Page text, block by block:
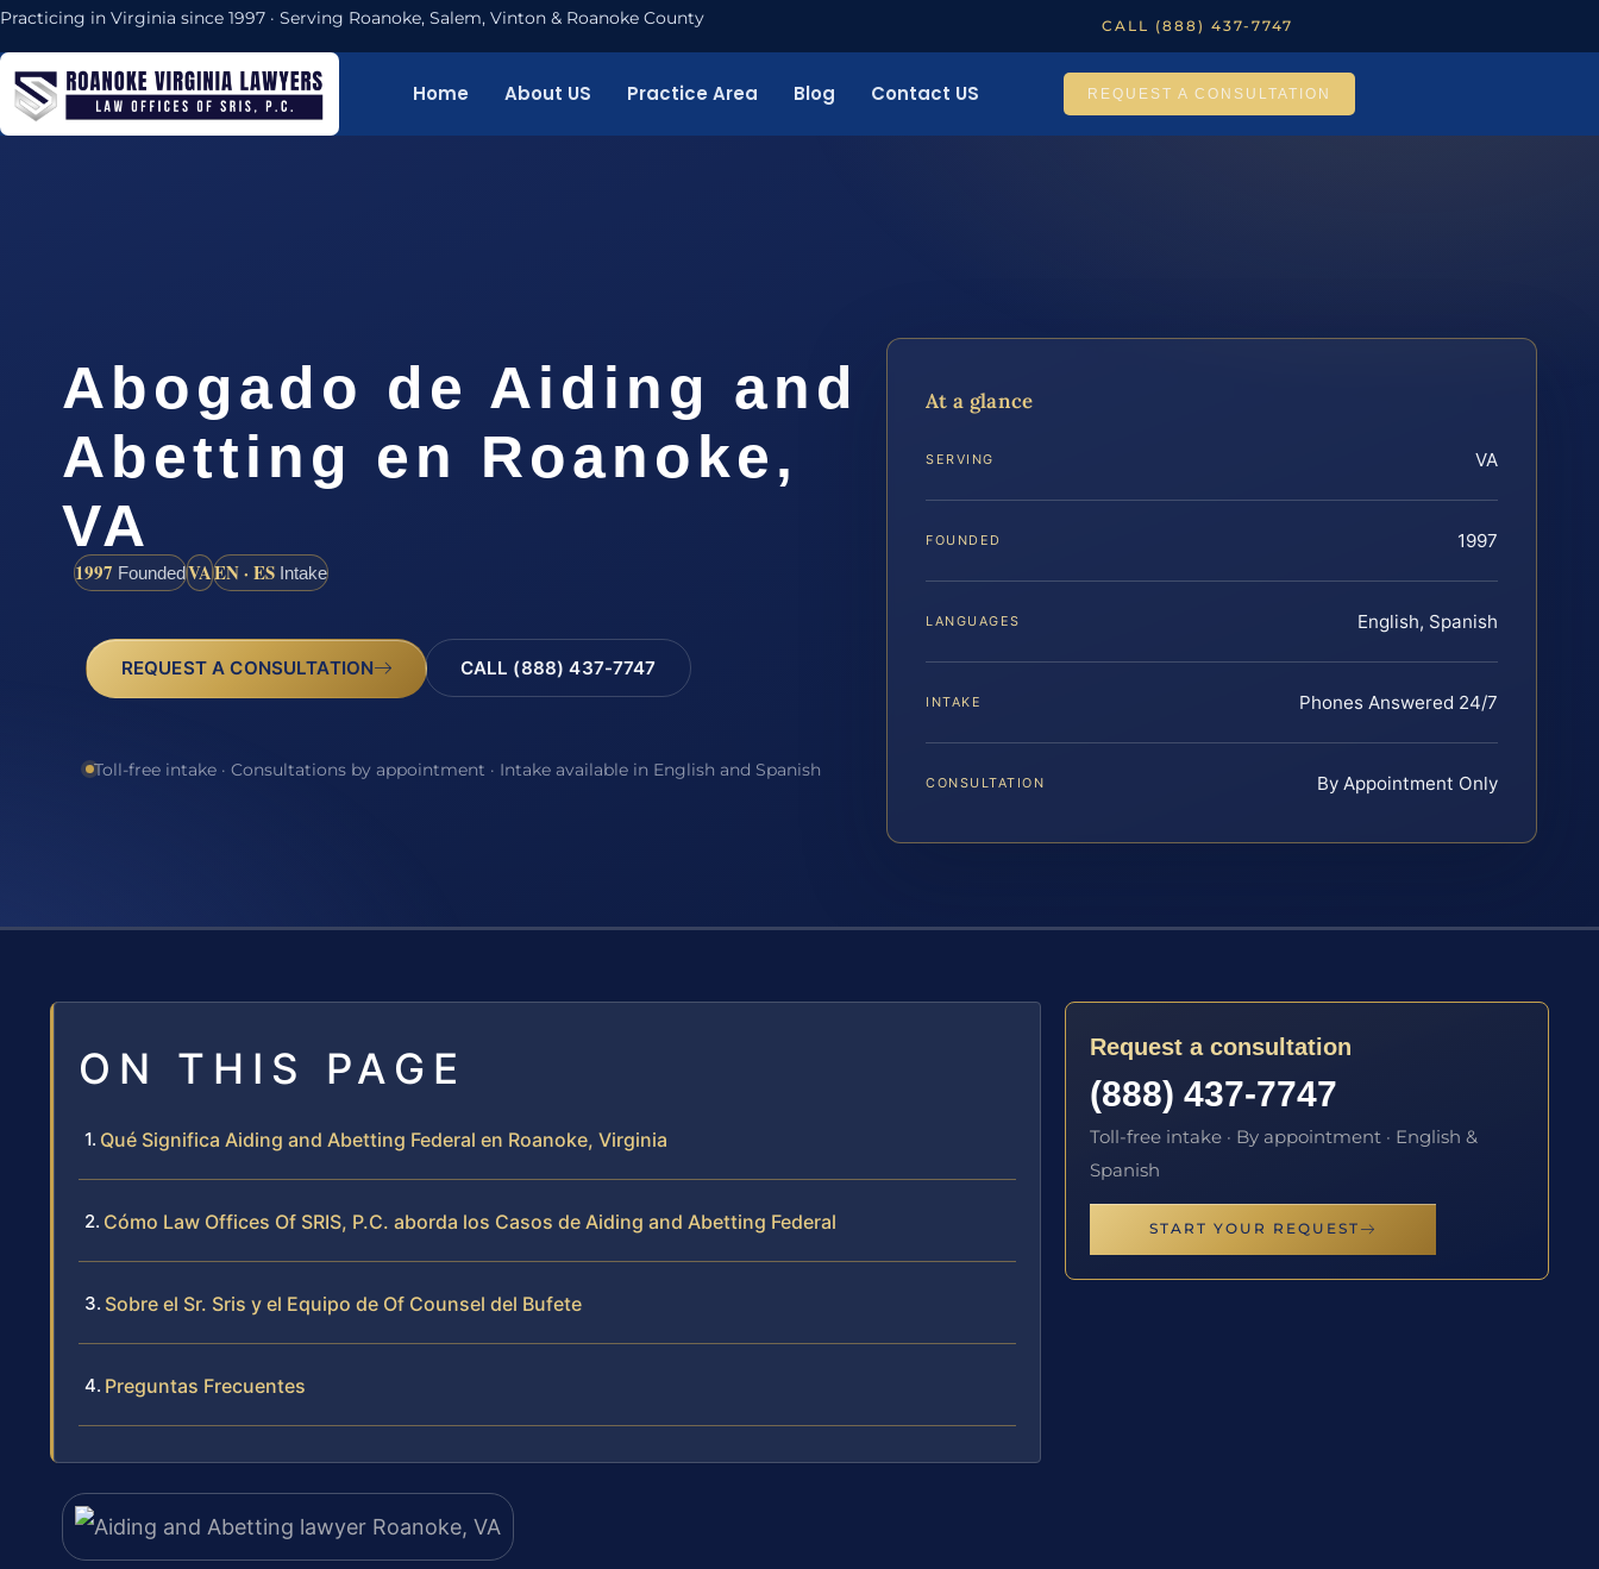
Practicing in Virginia since 1997 · Serving Roanoke, Salem, Vinton & Roanoke County CALL (888) 437-7747
Home About US Practice Area Blog Contact US REQUEST A CONSULTATION
Abogado de Aiding and
Abetting en Roanoke,
VA
1997 FoundedVAEN · ES Intake
REQUEST A CONSULTATION CALL (888) 437-7747
Toll-free intake · Consultations by appointment · Intake available in English and Spanish
At a glance
SERVING VA
FOUNDED 1997
LANGUAGES English, Spanish
INTAKE Phones Answered 24/7
CONSULTATION By Appointment Only
ON THIS PAGE
Qué Significa Aiding and Abetting Federal en Roanoke, Virginia
Cómo Law Offices Of SRIS, P.C. aborda los Casos de Aiding and Abetting Federal
Sobre el Sr. Sris y el Equipo de Of Counsel del Bufete
Preguntas Frecuentes
Request a consultation
(888) 437-7747
Toll-free intake · By appointment · English &
Spanish
START YOUR REQUEST